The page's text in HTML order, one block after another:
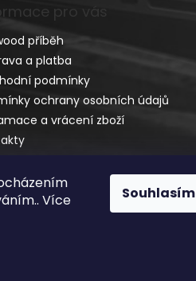
Více
Souhlasím
pro vás
příběh
a platba
podmínky
ochrany osobních údajů
a vrácení zboží